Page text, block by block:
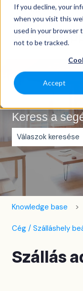
If you decline, your
when you visit this
used in your browser
not to be tracked.
Accept
MagyarAlmenü
Keress a
Nincs javaslat,
Knowledge base
Cég / Szálláshely
Szállás